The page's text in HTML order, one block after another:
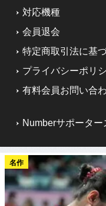
対応機種
会員退会
特定商取引法に基
プライバシーポリ
有料会員お問い合
Numberサポータ
名作